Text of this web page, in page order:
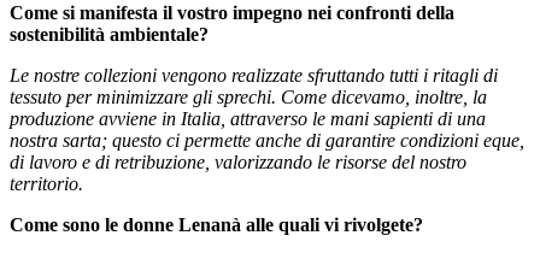
Come si manifesta il vostro impegno nei confronti della
sostenibilità ambientale?
Le nostre collezioni vengono realizzate sfruttando tutti i ritagli di
tessuto per minimizzare gli sprechi. Come dicevamo, inoltre, la
produzione avviene in Italia, attraverso le mani sapienti di una
nostra sarta; questo ci permette anche di garantire condizioni eque,
di lavoro e di retribuzione, valorizzando le risorse del nostro
territorio.
Come sono le donne Lenanà alle quali vi rivolgete?